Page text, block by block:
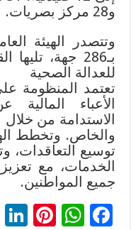
و28 مركز بصريات.
وتتصدر الهيئة
للعدالة الصحية
تعتمد المنظومة
الأعباء
الاستدامة من خلال
والخاص. وتخطط
توسيع التعاقدات،
الخدمات، مع
جميع المواطنين.
F
W
Pi